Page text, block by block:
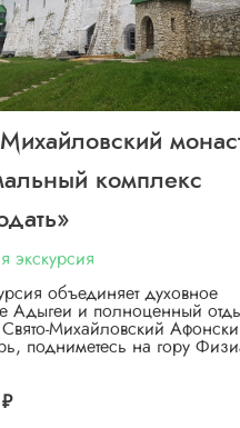
Михайловский
комплекс
экскурсия
объединяет духовное
Адыгеи и полноценный
Свято-Михайловский
подниметесь на гору